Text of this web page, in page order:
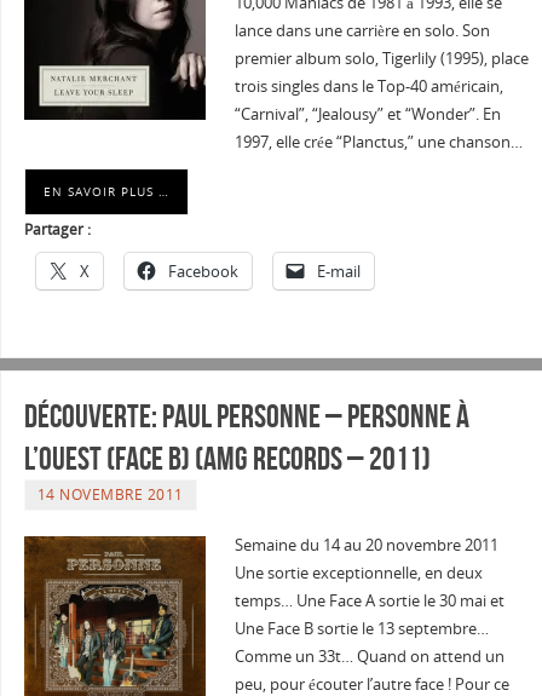
lance dans une carrière en solo. Son
premier album solo, Tigerlily (1995), place
trois singles dans le Top-40 américain,
“Carnival”, “Jealousy” et “Wonder”. En
1997, elle crée “Planctus,” une chanson…
EN SAVOIR PLUS …
Partager :
X Facebook E-mail
Découverte: Paul Personne – Personne à
l’ouest (Face B) (AMG Records – 2011)
14 NOVEMBRE 2011
Semaine du 14 au 20 novembre 2011
Une sortie exceptionnelle, en deux
temps… Une Face A sortie le 30 mai et
Une Face B sortie le 13 septembre…
Comme un 33t… Quand on attend un
peu, pour écouter l’autre face ! Pour ce